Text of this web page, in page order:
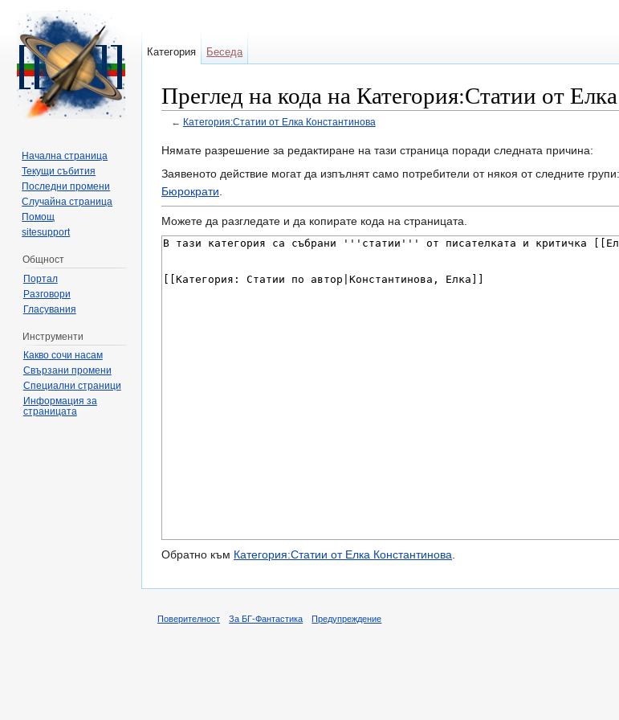
Преглед на кода на Категория:Статии от
← Категория:Статии от Елка Константинова
Нямате разрешение за редактиране на тази страница поради следната причина:
Заявеното действие могат да изпълнят само потребители от някоя от следните групи:
Бюрократи
Можете да разгледате и да копирате кодa на страницата.
Обратно към Категория:Статии от Елка Константинова.
Категория Беседа
Начална страница
Текущи събития
Последни промени
Случайна страница
Помощ
sitesupport
Общност
Портал
Разговори
Гласувания
Инструменти
Какво сочи насам
Свързани промени
Специални страници
Информация за
страницата
Поверителност За БГ-Фантастика Предупреждение